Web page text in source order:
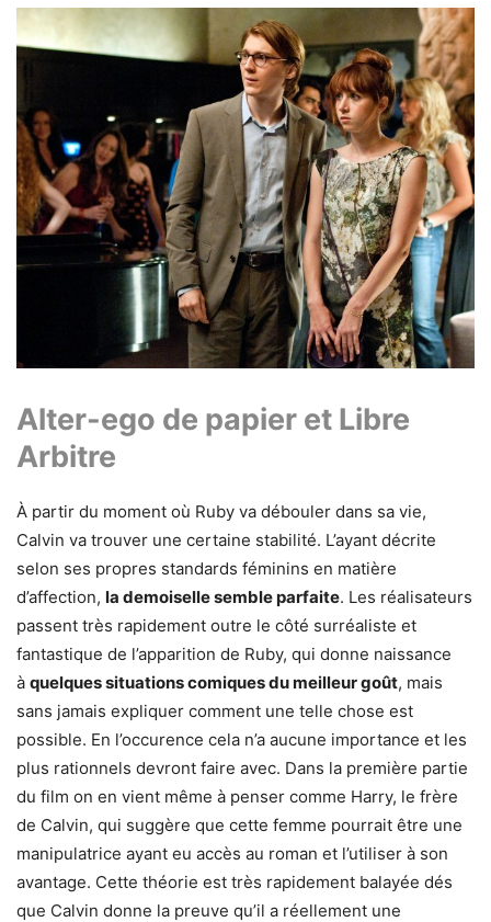
Alter-ego de papier et Libre
Arbitre
À partir du moment où Ruby va débouler dans sa vie,
Calvin va trouver une certaine stabilité. L’ayant décrite
selon ses propres standards féminins en matière
d’affection, la demoiselle semble parfaite. Les réalisateurs
passent très rapidement outre le côté surréaliste et
fantastique de l’apparition de Ruby, qui donne naissance
à quelques situations comiques du meilleur goût, mais
sans jamais expliquer comment une telle chose est
possible. En l’occurence cela n’a aucune importance et les
plus rationnels devront faire avec. Dans la première partie
du film on en vient même à penser comme Harry, le frère
de Calvin, qui suggère que cette femme pourrait être une
manipulatrice ayant eu accès au roman et l’utiliser à son
avantage. Cette théorie est très rapidement balayée dés
que Calvin donne la preuve qu’il a réellement une